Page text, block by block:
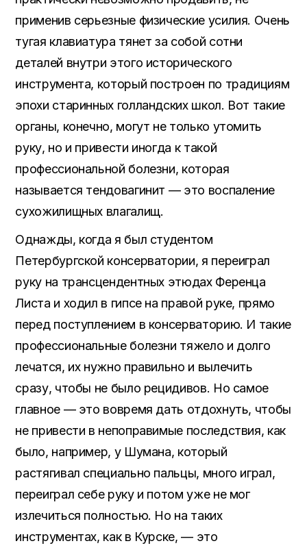
применив серьезные физические усилия. Очень
тугая клавиатура тянет за собой сотни
деталей внутри этого исторического
инструмента, который построен по традициям
эпохи старинных голландских школ. Вот такие
органы, конечно, могут не только утомить
руку, но и привести иногда к такой
профессиональной болезни, которая
называется тендовагинит — это воспаление
сухожилищных влагалищ.
Однажды, когда я был студентом
Петербургской консерватории, я переиграл
руку на трансцендентных этюдах Ференца
Листа и ходил в гипсе на правой руке, прямо
перед поступлением в консерваторию. И такие
профессиональные болезни тяжело и долго
лечатся, их нужно правильно и вылечить
сразу, чтобы не было рецидивов. Но самое
главное — это вовремя дать отдохнуть, чтобы
не привести в непоправимые последствия, как
было, например, у Шумана, который
растягивал специально пальцы, много играл,
переиграл себе руку и потом уже не мог
излечиться полностью. Но на таких
инструментах, как в Курске, — это